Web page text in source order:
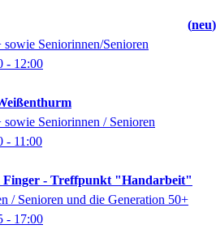
neu
Seniorinnen/Senioren
- 12:00
Seniorinnen / Senioren
- 11:00
- Treffpunkt "Handarbeit"
/ Senioren und die Generation 50+
- 17:00